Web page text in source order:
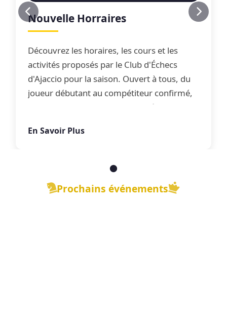
Nouvelle Horraires
Découvrez les horaires, les cours et les
activités proposés par le Club d'Échecs
d'Ajaccio pour la saison. Ouvert à tous, du
joueur débutant au compétiteur confirmé,
le club propose une offre complète
de jeu libre dans une ambiance conviviale.
En Savoir Plus
Prochains événements